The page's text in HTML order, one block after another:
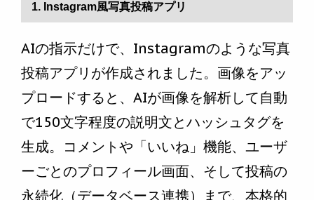
1. Instagram風写真投稿アプリ
AIの指示だけで、Instagramのような写真
投稿アプリが作成されました。画像をアッ
プロードすると、AIが画像を解析して自動
で150文字程度の説明文とハッシュタグを
生成。コメントや「いいね」機能、ユーザ
ーごとのプロフィール画面、そして投稿の
永続化（データベース連携）まで、本格的